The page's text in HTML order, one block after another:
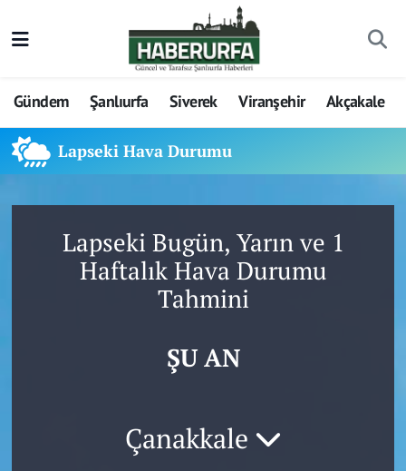
Gündem Şanlıurfa Siverek Viranşehir Akçakale
Lapseki Hava Durumu
Lapseki Bugün, Yarın ve 1
Haftalık Hava Durumu
Tahmini
ŞU AN
Çanakkale